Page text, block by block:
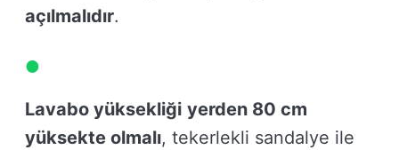
açılmalıdır.
Lavabo yüksekliği yerden 80 cm
yüksekte olmalı, tekerlekli sandalye ile